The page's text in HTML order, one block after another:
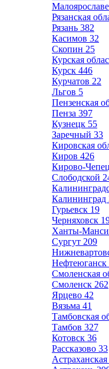
Рязанская
Рязань 382
Касимов 32
Скопин 25
Курская
Курск 446
Курчатов 22
Льгов 5
Пензенская
Пенза 397
Кузнецк 55
Заречный 33
Кировская
Киров 426
Кирово-
Слободской
Калининград
Гурьевск 19
Черняховск
Ханты-
Сургут 209
Нефтеюганск
Смоленская
Смоленск 262
Ярцево 42
Вязьма 41
Тамбовская
Тамбов 327
Котовск 36
Рассказово 33
Астраханская